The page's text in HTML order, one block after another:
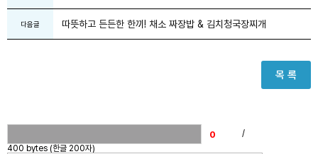
다음글 따뜻하고 든든한 한끼! 채소 짜장밥 & 김치청국장찌개
목 록
/
400 bytes (한글 200자)